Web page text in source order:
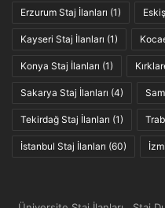
Erzurum Staj İlanları (1)
Kayseri Staj İlanları (1)
Konya Staj İlanları (1)
Sakarya Staj İlanları (4)
Tekirdağ Staj İlanları (1)
İstanbul Staj İlanları (60)